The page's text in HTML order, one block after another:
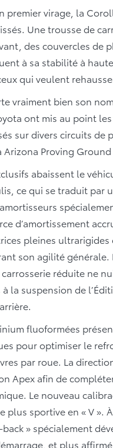
premier virage, la
Une trousse de
des couvercles
à sa stabilité à
qui veulent
vraiment bien son
ont mis au point
sur divers circuits de
Proving
abaissent le
ce qui se traduit par
d’amortissement
pleines
son agilité
réduite ne
la suspension de
fluoformées
pour optimiser le
par roue. La
Apex afin de
Le nouveau
plus sportive en « V ».
» spécialement
et plus